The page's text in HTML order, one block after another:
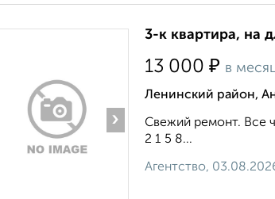
›
3-к квартира, на
13 000 ₽ в
Ленинский район,
Свежий ремонт. Все
2 1 5 8...
Агентство,